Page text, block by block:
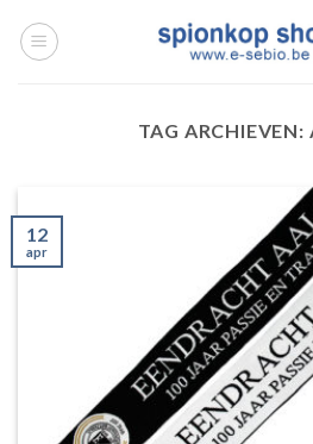
naar
TAG ARCHIEVEN:
12
apr